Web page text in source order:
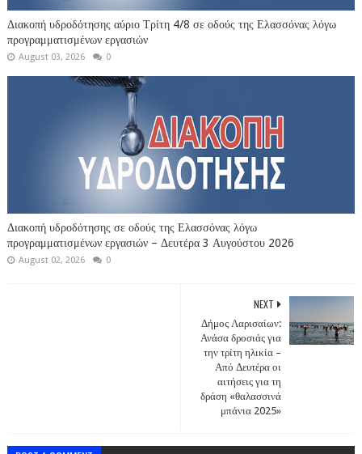
Διακοπή υδροδότησης αύριο Τρίτη 4/8 σε οδούς της Ελασσόνας λόγω
προγραμματισμένων εργασιών
August 03, 2026 0
Διακοπή υδροδότησης σε οδούς της Ελασσόνας λόγω
προγραμματισμένων εργασιών – Δευτέρα 3 Αυγούστου 2026
August 02, 2026 0
NEXT
Δήμος Λαρισαίων:
Ανάσα δροσιάς για
την τρίτη ηλικία –
Από Δευτέρα οι
αιτήσεις για τη
δράση «θαλασσινά
μπάνια 2025»